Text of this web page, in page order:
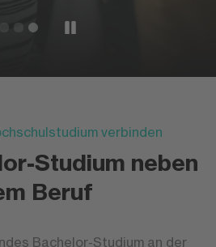
verbinden
Studium neben
Beruf
Bachelor-Studium an der